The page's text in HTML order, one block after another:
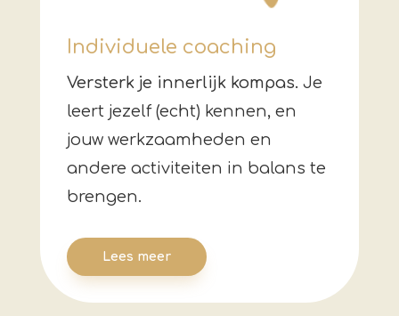
Individuele coaching
Versterk je innerlijk kompas. Je
leert jezelf (echt) kennen, en
jouw werkzaamheden en
andere activiteiten in balans te
brengen.
Lees meer